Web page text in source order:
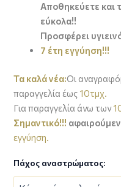
Αποθηκεύετε και
εύκολα!!
Προσφέρει
7 έτη εγγύηση!!!
Τα καλά νέα:Οι
παραγγελία έως 10τμχ.
Για παραγγελία άνω των
Σημαντικό!!!
εγγύηση.
Πάχος αναστρώματος: